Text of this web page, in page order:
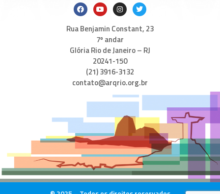
Rua Benjamin Constant, 23
7º andar
Glória Rio de Janeiro – RJ
20241-150
(21) 3916-3132
contato@arqrio.org.br